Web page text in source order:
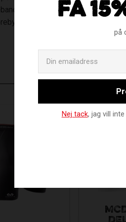
har en praktisk vikbar
muskelskador.
FÅ
på
Nej tack, jag vill